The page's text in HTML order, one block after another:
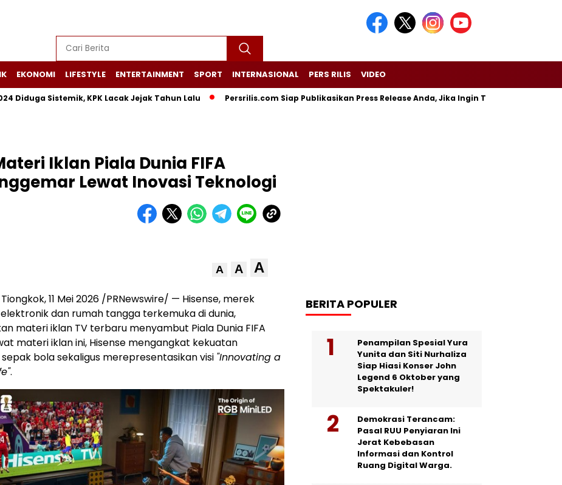
EKONOMI LIFESTYLE ENTERTAINMENT SPORT INTERNASIONAL PERS RILIS VIDEO
Sistemik, KPK Lacak Jejak Tahun Lalu Persrilis.com Siap Publikasikan Press Release Anda, Jika Ingin Tampil di Media
Iklan Piala Dunia FIFA
Lewat Inovasi Teknologi
A A A
Tiongkok, 11 Mei 2026 /PRNewswire/ — Hisense, merek
dan rumah tangga terkemuka di dunia,
materi iklan TV terbaru menyambut Piala Dunia FIFA
materi iklan ini, Hisense mengangkat kekuatan
bola sekaligus merepresentasikan visi "Innovating a
.
BERITA POPULER
Penampilan Spesial Yura
Yunita dan Siti Nurhaliza
Siap Hiasi Konser John
Legend 6 Oktober yang
Spektakuler!
Demokrasi Terancam:
Pasal RUU Penyiaran Ini
Jerat Kebebasan
Informasi dan Kontrol
Ruang Digital Warga.